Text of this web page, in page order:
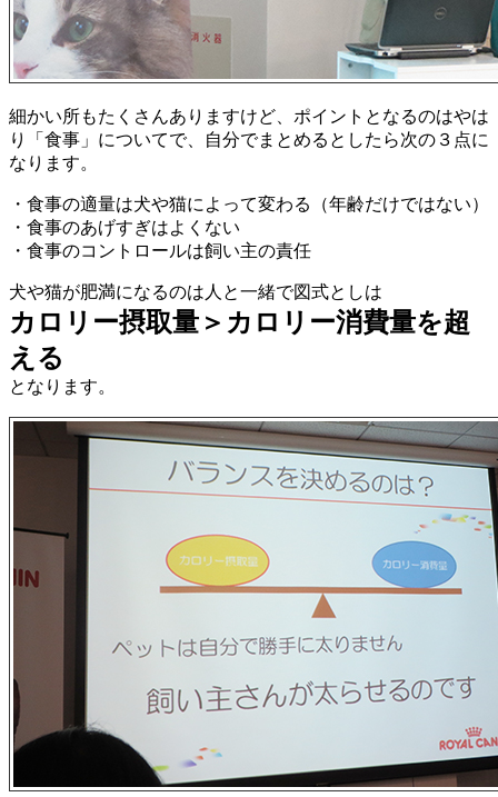
細かい所もたくさんありますけど、ポイントとなるのはやは
り「食事」についてで、自分でまとめるとしたら次の３点に
なります。
・食事の適量は犬や猫によって変わる（年齢だけではない）
・食事のあげすぎはよくない
・食事のコントロールは飼い主の責任
犬や猫が肥満になるのは人と一緒で図式としは
カロリー摂取量＞カロリー消費量を超
える
となります。